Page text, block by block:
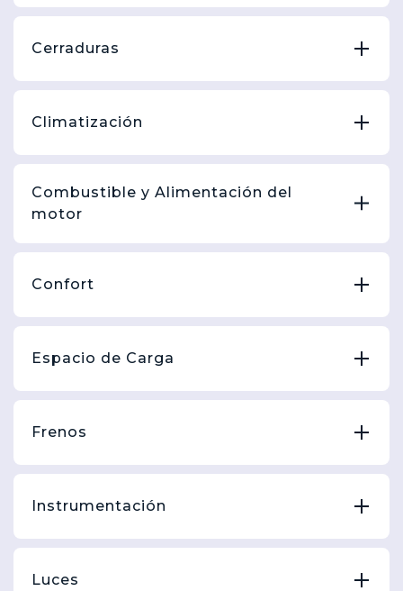
Cerraduras
Climatización
Combustible y Alimentación del
motor
Confort
Espacio de Carga
Frenos
Instrumentación
Luces